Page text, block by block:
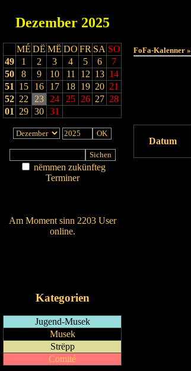
Dezember 2025
MÉ DË MË DO FR SA SO
49
1 2 3 4 5 6
7
50
8 9 10 11 12 13 14
51
15 16 17 18 19 20 21
52 22 23 24 25 26 27 28
01
29 30 31
nëmmen zukünfteg
Terminer
Am Moment sinn 2203 User
online.
Kategorien
Jugend-Musek
Musek
Strëpp
Comité
FoFa-Kalenner »
Datum